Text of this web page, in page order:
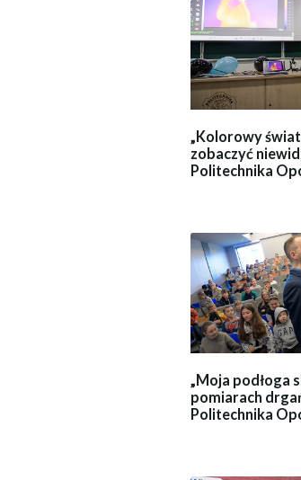
„Kolorowy
zobaczyć
Politechnika
„Moja podłoga
pomiarach
Politechnika